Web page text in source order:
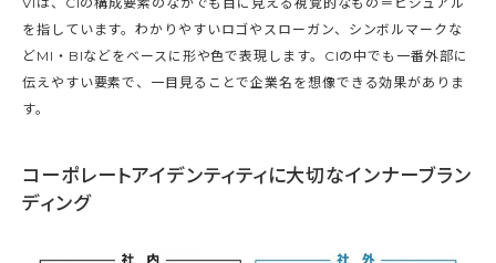
を指しています。わかりやすいロゴやスローガン、シンボルマークな
どMI・BIなどをベースに形や色で表現します。CIの中でも一番外部に
伝えやすい要素で、一目見ることで企業名を想像できる効果がありま
す。
コーポレートアイデンティティに大切なインナーブラン
ディング